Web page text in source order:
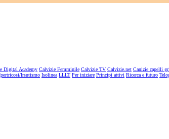
Digital Academy Calvizie Femminile Calvizie TV Calvizie.net Canizie capelli
Irsutismo Isolinea LLLT Per iniziare Principi attivi Ricerca e futuro